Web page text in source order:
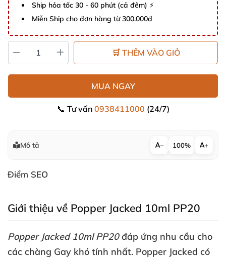
Ship hỏa tốc 30 - 60 phút (cả đêm) ⚡
Miễn Ship cho đơn hàng từ 300.000đ
🛒 THÊM VÀO GIỎ
MUA NGAY
📞 Tư vấn 0938411000 (24/7)
Mô tả − 100% +
Điểm SEO
Giới thiệu về Popper Jacked 10ml PP20
Popper Jacked 10ml PP20đáp ứng nhu cầu cho
các chàng Gay khó tính nhất. Popper Jacked có